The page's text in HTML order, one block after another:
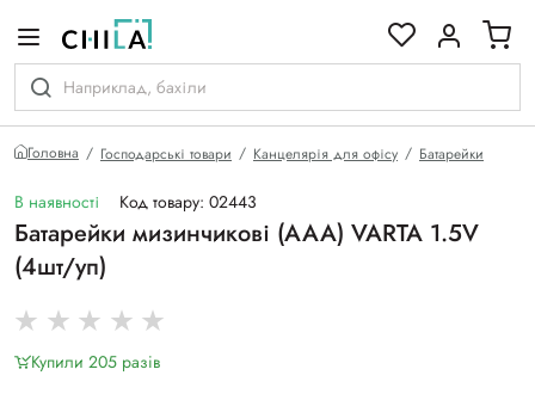
Головна Господарські товари Канцелярія для офісу Батарейки
В наявності Код товару: 02443
Батарейки мизинчикові (ААА) VARTA 1.5V
(4шт/уп)
Купили 205 разiв
гамі